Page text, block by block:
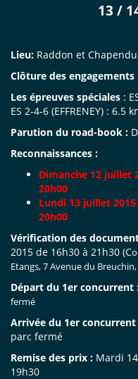
13 /
Lieu: Raddon et Chapendu
Clôture des engagements
Les épreuves spéciales :
ES 2-4-6 (EFFRENEY) : 6.5
Parution du road-book :
Reconnaissances :
Dimanche 12 juillet
20h00
Lundi 13 juillet
20h00
Vérification des
2015 de 16h30 à 21h30 (C
Etangs, 7 Avenue du
Départ du 1er concurrent
fermé
Arrivée du 1er concurrent
parc fermé
Remise des prix : Mardi
19h30